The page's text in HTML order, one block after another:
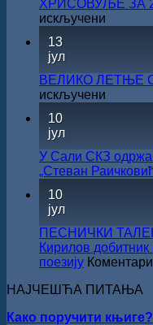
културе
за
издања
на
ХРИСОВУЉЕ ЗА
искључени
ЖИЧКЕ
ЗА
13
јул
ВЕЛИКО ЛЕТЊЕ
искључени
10
јул
У Сали СКЗ
„Стеван
10
јул
ПЕСНИЧКИ
Кирилов
поезију
НАЈЧЕШЋА ПИТАЊА
Како поручити књиге?